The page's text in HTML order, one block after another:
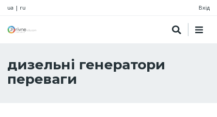
ua | ru Вхід
дизельні генератори
переваги